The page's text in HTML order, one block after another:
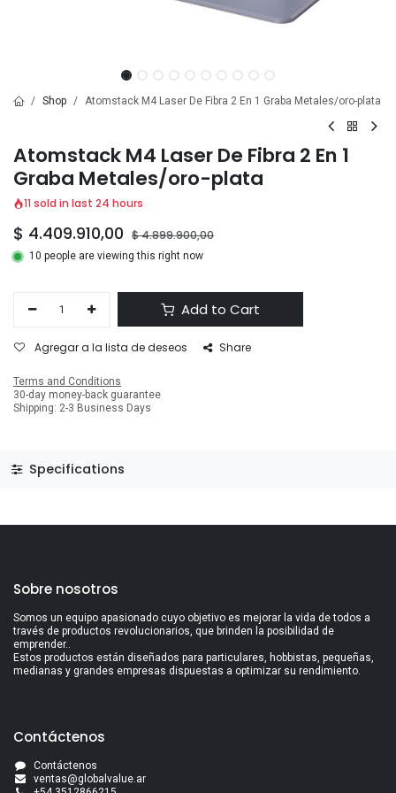
Shop Atomstack M4 Laser De Fibra 2 En 1 Graba Metales/oro-plata
Atomstack M4 Laser De Fibra 2 En 1
Graba Metales/oro-plata
11 sold in last 24 hours
$ 4.409.910,00 $4.899.900,00
10 people are viewing this right now
Add to Cart
Agregar a la lista de deseos Share
Terms and Conditions
30-day money-back guarantee
Shipping: 2-3 Business Days
Specifications
Sobre nosotros
Somos un equipo apasionado cuyo objetivo es mejorar la vida de todos a
través de productos revolucionarios, que brinden la posibilidad de
emprender..
Estos productos están diseñados para particulares, hobbistas, pequeñas,
medianas y grandes empresas dispuestas a optimizar su rendimiento.
Contáctenos
Contáctenos
ventas@globalvalue.ar